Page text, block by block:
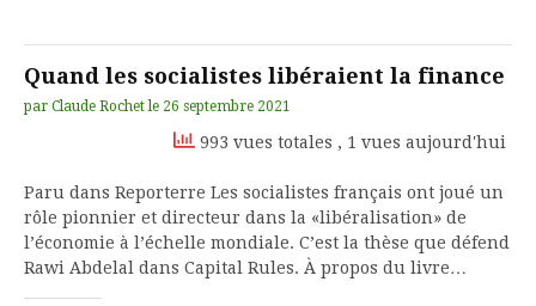
Quand les socialistes libéraient la finance
par Claude Rochet le 26 septembre 2021
993 vues totales , 1 vues aujourd'hui
Paru dans Reporterre Les socialistes français ont joué un
rôle pionnier et directeur dans la «libéralisation» de
l’économie à l’échelle mondiale. C’est la thèse que défend
Rawi Abdelal dans Capital Rules. À propos du livre…